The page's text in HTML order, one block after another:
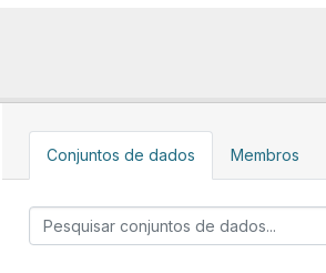
Conjuntos de dados Membros